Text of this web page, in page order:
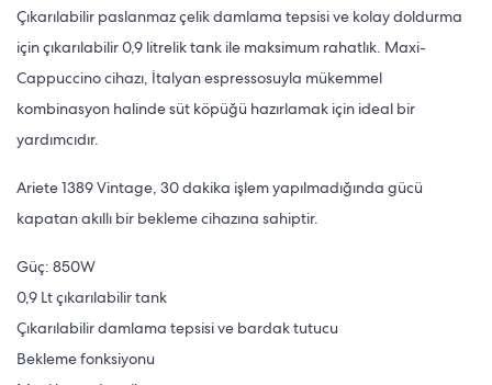
Çıkarılabilir paslanmaz çelik damlama tepsisi ve kolay doldurma
için çıkarılabilir 0,9 litrelik tank ile maksimum rahatlık. Maxi-
Cappuccino cihazı, İtalyan espressosuyla mükemmel
kombinasyon halinde süt köpüğü hazırlamak için ideal bir
yardımcıdır.
Ariete 1389 Vintage, 30 dakika işlem yapılmadığında gücü
kapatan akıllı bir bekleme cihazına sahiptir.
Güç: 850W
0,9 Lt çıkarılabilir tank
Çıkarılabilir damlama tepsisi ve bardak tutucu
Bekleme fonksiyonu